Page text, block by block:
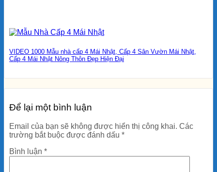
VIDEO 1000 Mẫu nhà cấp 4 Mái Nhật, Cấp 4 Sân Vườn Mái Nhật,
Cấp 4 Mái Nhật Nông Thôn Đẹp Hiện Đại
Để lại một bình luận
Email của bạn sẽ không được hiển thị công khai. Các
trường bắt buộc được đánh dấu *
Bình luận *